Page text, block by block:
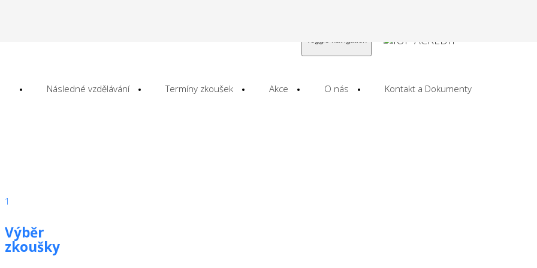
Toggle navigation
Následné vzdělávání Termíny zkoušek Akce O nás Kontakt a Dokumenty
1
Výběr
zkoušky